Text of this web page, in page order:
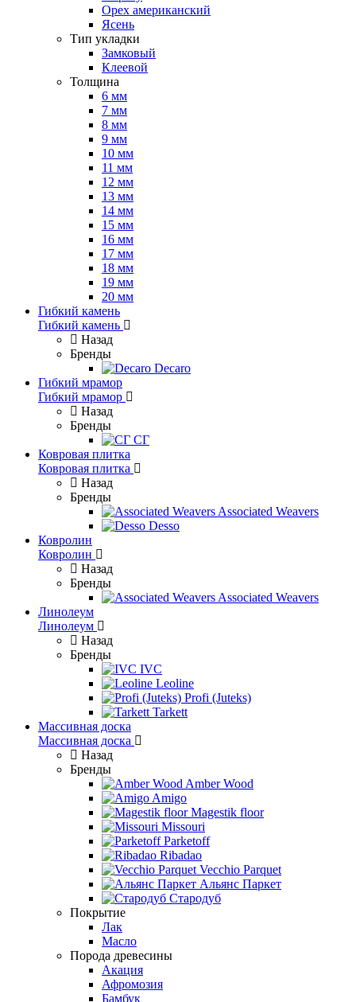
Орех американский
Ясень
Тип укладки
Замковый
Клеевой
Толщина
6 мм
7 мм
8 мм
9 мм
10 мм
11 мм
12 мм
13 мм
14 мм
15 мм
16 мм
17 мм
18 мм
19 мм
20 мм
Гибкий камень
Гибкий камень
Назад
Бренды
Decaro
Гибкий мрамор
Гибкий мрамор
Назад
Бренды
СГ
Ковровая плитка
Ковровая плитка
Назад
Бренды
Associated Weavers
Desso
Ковролин
Ковролин
Назад
Бренды
Associated Weavers
Линолеум
Линолеум
Назад
Бренды
IVC
Leoline
Profi (Juteks)
Tarkett
Массивная доска
Массивная доска
Назад
Бренды
Amber Wood
Amigo
Magestik floor
Missouri
Parketoff
Ribadao
Vecchio Parquet
Альянс Паркет
Стародуб
Покрытие
Лак
Масло
Порода древесины
Акация
Афромозия
Бамбук